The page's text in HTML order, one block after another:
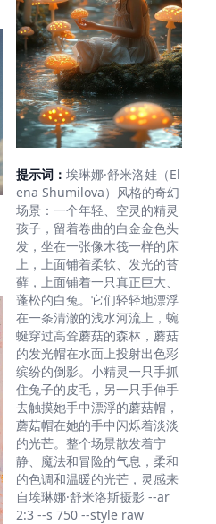
提示词： 埃琳娜·舒米洛娃（El
ena Shumilova）风格的奇幻
场景：一个年轻、空灵的精灵
孩子，留着卷曲的白金金色头
发，坐在一张像木筏一样的床
上，上面铺着柔软、发光的苔
藓，上面铺着一只真正巨大、
蓬松的白兔。它们轻轻地漂浮
在一条清澈的浅水河流上，蜿
蜒穿过高耸蘑菇的森林，蘑菇
的发光帽在水面上投射出色彩
缤纷的倒影。小精灵一只手抓
住兔子的皮毛，另一只手伸手
去触摸她手中漂浮的蘑菇帽，
蘑菇帽在她的手中闪烁着淡淡
的光芒。整个场景散发着宁
静、魔法和冒险的气息，柔和
的色调和温暖的光芒，灵感来
自埃琳娜·舒米洛斯摄影 --ar
2:3 --s 750 --style raw